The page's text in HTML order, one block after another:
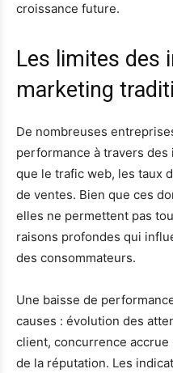
croissance future.
Les limites des
marketing
De nombreuses
performance à travers
que le trafic web, les taux
de ventes. Bien que ces
elles ne permettent pas
raisons profondes qui
des consommateurs.
Une baisse de
causes : évolution des
client, concurrence
de la réputation. Les